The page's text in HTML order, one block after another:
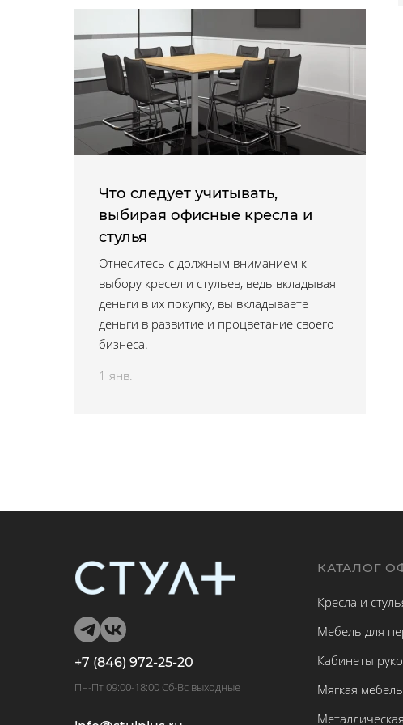
Что следует учитывать,
выбирая офисные кресла и
стулья
Отнеситесь с должным вниманием к
выбору кресел и стульев, ведь вкладывая
деньги в их покупку, вы вкладываете
деньги в развитие и процветание своего
бизнеса.
1 янв.
+7 (846) 972-25-20
Пн-Пт 09:00-18:00 Сб-Вс выходные
КАТАЛОГ
Кресла и
Мебель для
Кабинеты
Мягкая мебель